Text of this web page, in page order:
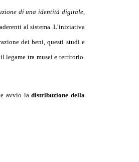
di una identità digitale,
al sistema. L’iniziativa
dei beni, questi studi e
legame tra musei e territorio.
avvio ladistribuzione della